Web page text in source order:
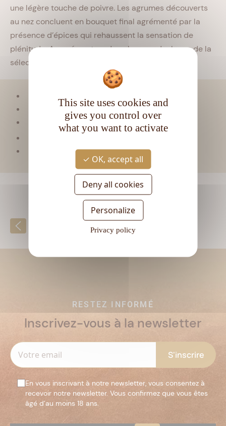
une légère touche de poivre. Les agrumes découverts
au nez concluent en bouquet final agrémenté par la
présence d’épices qui rehaussent la sensation de
plénitude. Assurément un des plus grands rhums de la
sélection. Un grand coup de cœur de la rédaction.
Matière première :Pur jus de canne
Type de rhum :Vieux
Degré d'alcool :43°
Retour à la liste
RESTEZ INFORMÉ
Inscrivez-vous à la newsletter
En vous inscrivant à notre newsletter, vous consentez à
recevoir notre newsletter. Vous confirmez que vous êtes
âgé d’au moins 18 ans.
This site uses cookies and
gives you control over
what you want to activate
OK, accept all
Deny all cookies
Personalize
Privacy policy